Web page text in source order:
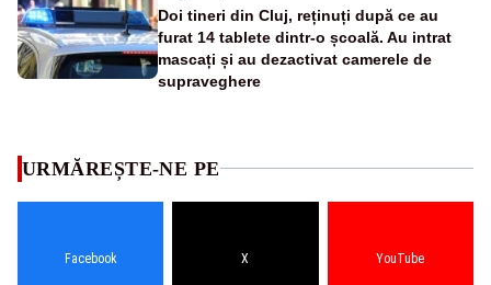
Doi tineri din Cluj, reținuți după ce au
furat 14 tablete dintr-o școală. Au intrat
mascați și au dezactivat camerele de
supraveghere
URMĂREȘTE-NE PE
Facebook X YouTube